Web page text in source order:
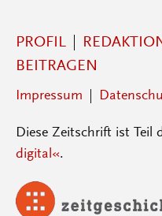
PROFIL
BEITRAGEN
Impressum
Diese Zeitschrift ist Teil
digital«.